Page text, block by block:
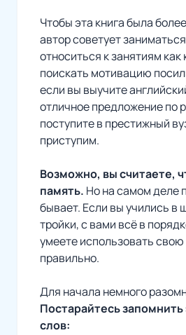
Чтобы эта книга была
автор советует
относиться к занятиям как
поискать мотивацию
если вы выучите
отличное предложение по
поступите в престижный
приступим.
Возможно, вы считаете,
память. Но на самом деле
бывает. Если вы учились в
тройки, с вами всё в
умеете использовать
правильно.
Для начала немного
Постарайтесь запомнить
слов: